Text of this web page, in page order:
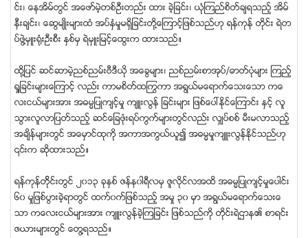
င္း၊ ေနအိမ္တြင္ အေဖာ္မဲ့တစ္ဦးတည္း ထား ခဲ့ျခင္း၊ ယံုၾကည္စိတ္ခ်ရသည့္ အိမ္
နီးခ်င္း၊ ေဆြမ်ဳိးမ်ားထံ အပ္ႏွံမႈမရွိျခင္းတို႔ေၾကာင့္ျဖစ္သည္ဟု ရန္ကုန္ တုိင္း ရဲတ
ပ္ဖြဲ႔မွဴး႐ုံးဦးစီး ႏွစ္မွ ရဲမွဴးျမင့္ေထြးက ထားသည္။
ထို႔ျပင္ ဆင္ဆာမဲ့ညစ္ညမ္းဗီဒီယို အေခြမ်ား၊ ညစ္ညမ္းစာအုပ္/ဓာတ္ပံုမ်ား ၾကည့္
ရႈျခင္းမ်ားေၾကာင့္ လည္း ကာမစိတ္ထႂကြကာ အရြယ္မေရာက္ေသးေသာ ကေ
လးငယ္မ်ားအား အဓမၼျပဳက်င့္မႈ က်ဴးလြန္ ျခင္းမ်ား ျဖစ္ေပၚႏိုင္ေၾကာင္း ႏွင့္ လူ
သြားလူလာျပတ္သည့္ ဆင္ေျခဖံုးရပ္ကြက္မ်ားတြင္လည္း လွ်ပ္စစ္ မီးမလာသည့္
အခ်ိန္မ်ားတြင္ အေမွာင္ထုကို အကာအကြယ္ယူ၍ အဓမၼမႈက်ဴးလြန္ႏိုင္သည္ဟု
၎က ဆိုထားသည္။
ရန္ကုန္တို္င္းတြင္ ၂၀၁၃ ခုႏွစ္ ဇန္န၀ါရီလမွ ဇူလိုင္လအထိ အဓမၼျပဳက်င့္မႈေပါင္း
၆၀ မႈျဖစ္ပြားခဲ့ရာတြင္ ထက္၀က္ျဖစ္သည့္ အမႈ ၃၀ မွာ အရြယ္မေရာက္ေသးေ
သာ ကေလးငယ္မ်ားအား က်ဴးလြန္ခဲ့ၾကျခင္း ျဖစ္သည္ကုိ တုိင္းရဲဌာန၏ စာရင္း
ဇယားမ်ားတြင္ ေတြ႔ရသည္။